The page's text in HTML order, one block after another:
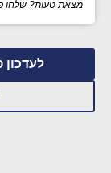
מצאת טעות? שלחו
לעדכון